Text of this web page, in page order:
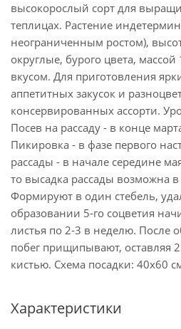
высокорослый сорт для
теплицах. Растение
неограниченным ростом),
округлые, бурого цвета, массой
вкусом. Для приготовления
аппетитных закусок и
консервированных ассорти.
Посев на рассаду - в конце
Пикировка - в фазе первого
рассады - в начале середине
то высадка рассады возможна в
Формируют в один стебель,
образовании 5-го соцветия
листья по 2-3 в неделю. После
побег прищипывают, оставляя
кистью. Схема посадки: 40х60
Характеристики